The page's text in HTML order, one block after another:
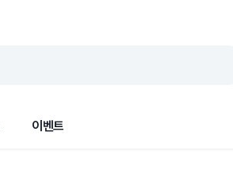
이벤트